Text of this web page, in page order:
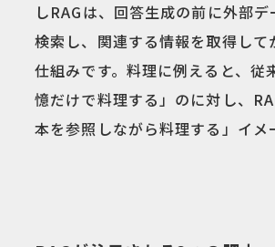
しRAGは、回答生成の前に外部デ
検索し、関連する情報を取得して
仕組みです。料理に例えると、従
憶だけで料理する」のに対し、
本を参照しながら料理する」イメ